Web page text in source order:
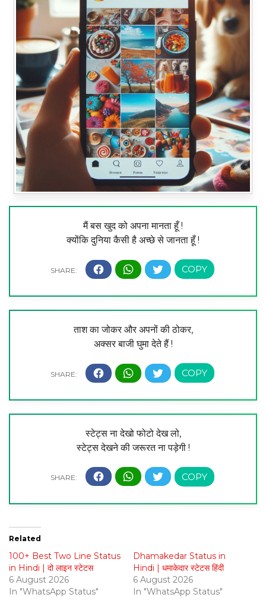
मैं बस खुद को अपना मानता हूँ !
क्योंकि दुनिया कैसी है अच्छे से जानता हूँ !
ताश का जोकर और अपनों की ठोकर,
अक्सर बाजी घुमा देते हैं !
स्टेट्स ना देखो फोटो देख लो,
स्टेट्स देखने की जरूरत ना पड़ेगी !
Related
100+ Best Two Line Status
in Hindi | दो लाइन स्टेटस
6 August 2026
In "WhatsApp Status"
Dhamakedar Status in
Hindi | धमाकेदार स्टेटस हिंदी
6 August 2026
In "WhatsApp Status"